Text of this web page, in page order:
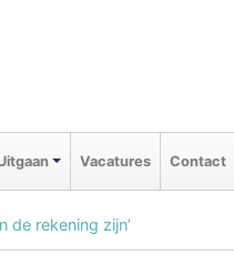
Vacatures Contact
de rekening zijn’